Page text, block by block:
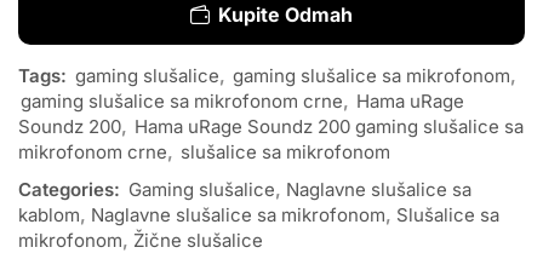
Kupite Odmah
Tags: gaming slušalice, gaming slušalice sa mikrofonom,
gaming slušalice sa mikrofonom crne, Hama uRage
Soundz 200, Hama uRage Soundz 200 gaming slušalice sa
mikrofonom crne, slušalice sa mikrofonom
Categories: Gaming slušalice, Naglavne slušalice sa
kablom, Naglavne slušalice sa mikrofonom, Slušalice sa
mikrofonom, Žične slušalice